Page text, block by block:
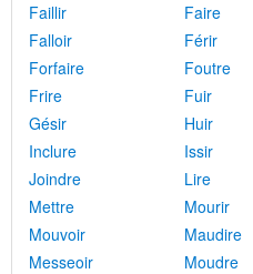
Faillir
Faire
Falloir
Férir
Forfaire
Foutre
Frire
Fuir
Gésir
Huir
Inclure
Issir
Joindre
Lire
Mettre
Mourir
Mouvoir
Maudire
Messeoir
Moudre